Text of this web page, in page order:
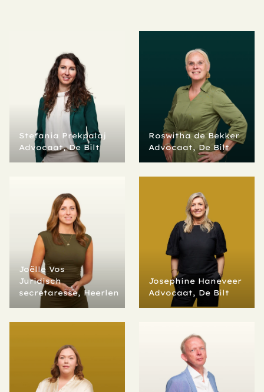
Stefania Prekpalaj
Advocaat, De Bilt
Roswitha de Bekker
Advocaat, De Bilt
Joëlle Vos
Juridisch
secretaresse, Heerlen
Josephine Haneveer
Advocaat, De Bilt